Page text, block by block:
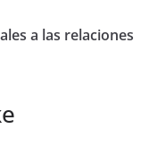
a las relaciones